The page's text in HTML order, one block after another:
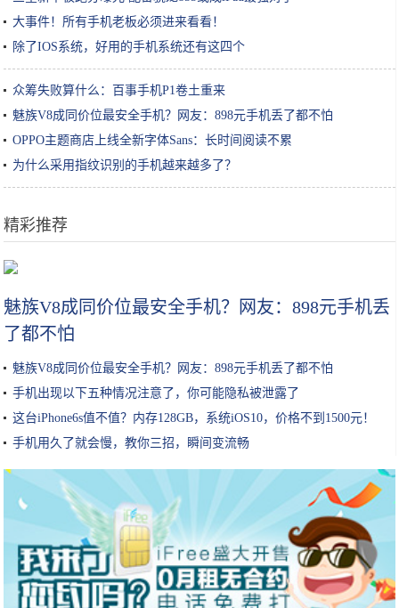
大事件！所有手机老板必须进来看看！
除了IOS系统，好用的手机系统还有这四个
众筹失败算什么：百事手机P1卷土重来
魅族V8成同价位最安全手机？网友：898元手机丢了都不怕
OPPO主题商店上线全新字体Sans：长时间阅读不累
为什么采用指纹识别的手机越来越多了？
精彩推荐
魅族V8成同价位最安全手机？网友：898元手机丢
了都不怕
魅族V8成同价位最安全手机？网友：898元手机丢了都不怕
手机出现以下五种情况注意了，你可能隐私被泄露了
这台iPhone6s值不值？内存128GB，系统iOS10，价格不到1500元！
手机用久了就会慢，教你三招，瞬间变流畅